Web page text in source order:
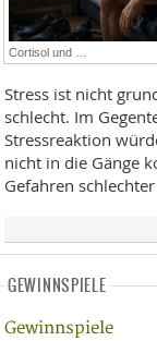
Cortisol und …
Stress ist nicht
schlecht. Im
Stressreaktion
nicht in die Gänge
Gefahren
GEWINNSPIELE
Gewinnspiele